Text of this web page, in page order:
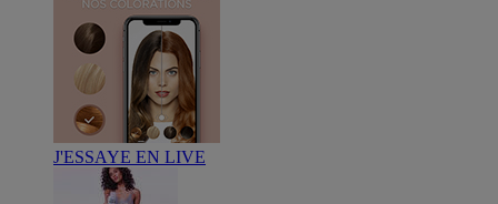
J'ESSAYE EN LIVE